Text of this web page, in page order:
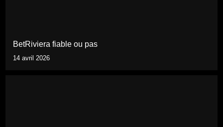
BetRiviera fiable ou pas
14 avril 2026